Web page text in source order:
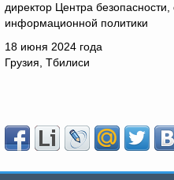
директор Центра безопасности,
информационной политики
18 июня 2024 года
Грузия, Тбилиси